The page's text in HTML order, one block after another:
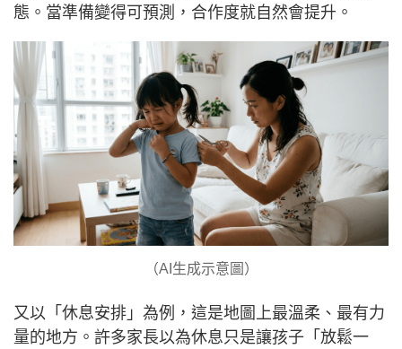
態。當準備變得可預測，合作度就自然會提升。
（AI生成示意圖）
又以「休息安排」為例，這是地圖上最溫柔、最有力
量的地方。許多家長以為休息只是讓孩子「放鬆一